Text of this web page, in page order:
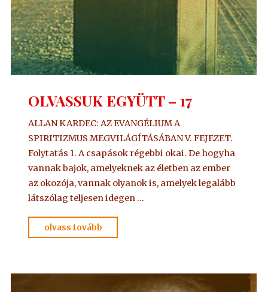
OLVASSUK EGYÜTT – 17
ALLAN KARDEC: AZ EVANGÉLIUM A
SPIRITIZMUS MEGVILÁGÍTÁSÁBAN V. FEJEZET.
Folytatás 1. A csapások régebbi okai. De hogyha
vannak bajok, amelyeknek az életben az ember
az okozója, vannak olyanok is, amelyek legalább
látszólag teljesen idegen …
olvass tovább
EGYÜTT
17"